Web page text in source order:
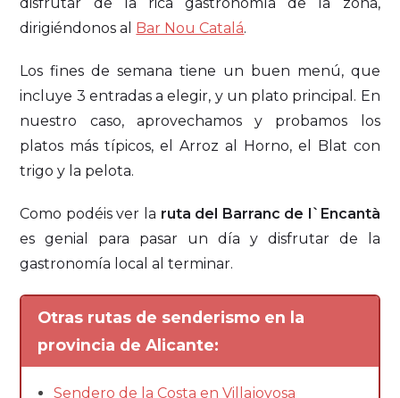
dirigiéndonos al Bar Nou Catalá.
Los fines de semana tiene un buen menú, que
incluye 3 entradas a elegir, y un plato principal. En
nuestro caso, aprovechamos y probamos los
platos más típicos, el Arroz al Horno, el Blat con
trigo y la pelota.
Como podéis ver la ruta del Barranc de l`Encantà
es genial para pasar un día y disfrutar de la
gastronomía local al terminar.
Otras rutas de senderismo en la
provincia de Alicante:
Sendero de la Costa en Villajoyosa